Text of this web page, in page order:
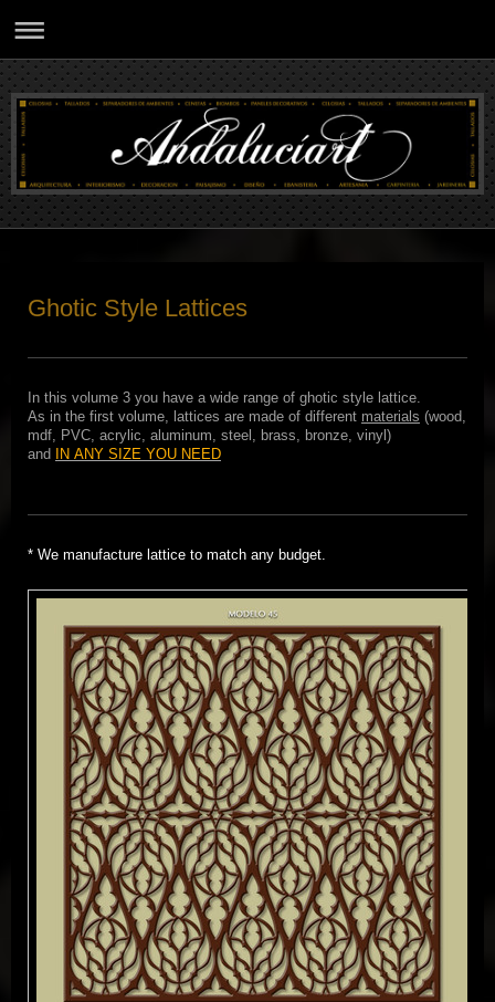
Ghotic Style Lattices
In this volume 3 you have a wide range of ghotic style lattice.
As in the first volume lattices are made of different materials (wood
mdf, PVC, acrylic, aluminum, steel, brass, bronze, vinyl)
and
IN ANY SIZE YOU NEED
* We manufacture lattice to match any budget.